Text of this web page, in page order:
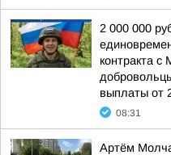
2 000 000
контракта
выплаты от
08:31
Артём